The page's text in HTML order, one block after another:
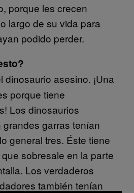
porque les crecen
largo de su vida para
podido perder.
dinosaurio asesino. ¡Una
porque tiene
Los dinosaurios
garras tenían
general tres. Éste tiene
sobresale en la parte
Los verdaderos
también tenían